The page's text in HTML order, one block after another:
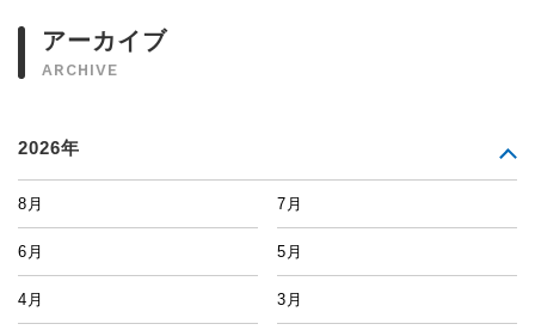
アーカイブ
ARCHIVE
2026年
8月 7月
6月 5月
4月 3月